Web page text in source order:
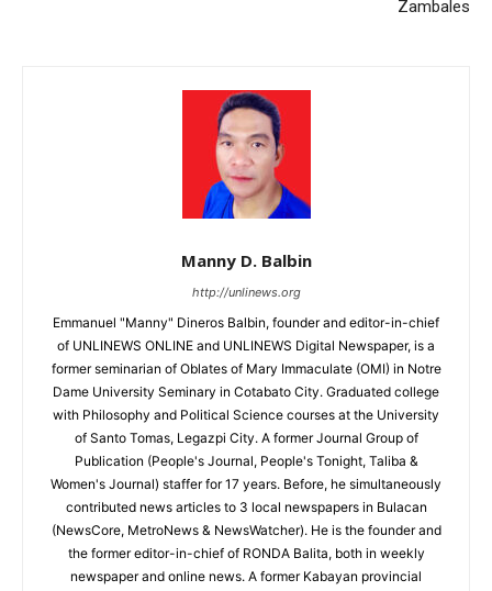
Zambales
Manny D. Balbin
http://unlinews.org
Emmanuel "Manny" Dineros Balbin, founder and editor-in-chief
of UNLINEWS ONLINE and UNLINEWS Digital Newspaper, is a
former seminarian of Oblates of Mary Immaculate (OMI) in Notre
Dame University Seminary in Cotabato City. Graduated college
with Philosophy and Political Science courses at the University
of Santo Tomas, Legazpi City. A former Journal Group of
Publication (People's Journal, People's Tonight, Taliba &
Women's Journal) staffer for 17 years. Before, he simultaneously
contributed news articles to 3 local newspapers in Bulacan
(NewsCore, MetroNews & NewsWatcher). He is the founder and
the former editor-in-chief of RONDA Balita, both in weekly
newspaper and online news. A former Kabayan provincial